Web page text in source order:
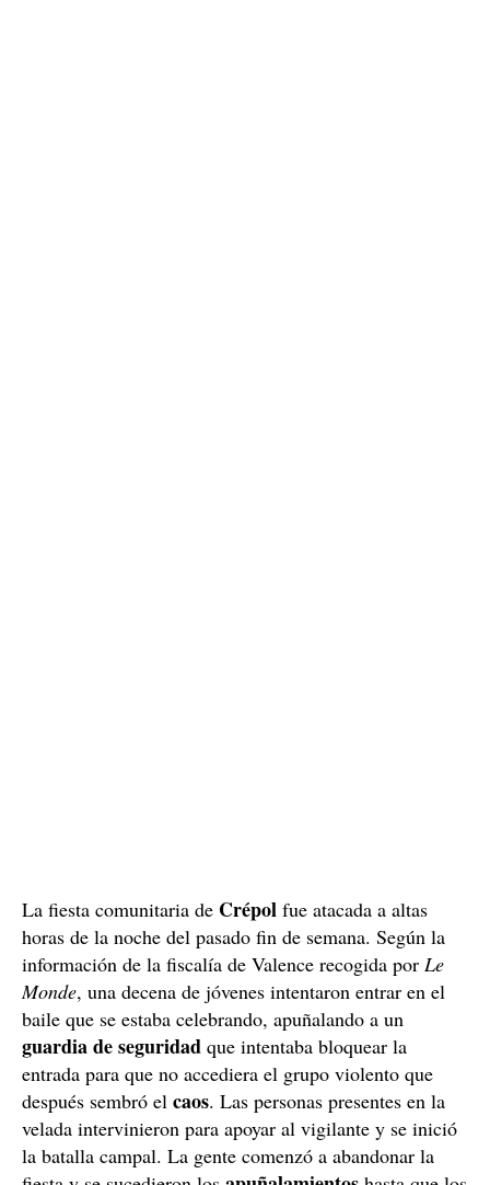
La fiesta comunitaria de Crépol fue atacada a altas
horas de la noche del pasado fin de semana. Según la
información de la fiscalía de Valence recogida por Le
Monde, una decena de jóvenes intentaron entrar en el
baile que se estaba celebrando, apuñalando a un
guardia de seguridad que intentaba bloquear la
entrada para que no accediera el grupo violento que
después sembró el caos. Las personas presentes en la
velada intervinieron para apoyar al vigilante y se inició
la batalla campal. La gente comenzó a abandonar la